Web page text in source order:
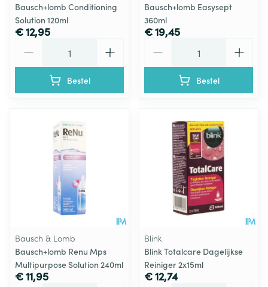
Bausch+lomb Conditioning
Solution 120ml
€ 12,95
Bestel
Bausch+lomb Easysept
360ml
€ 19,45
Bestel
Bausch & Lomb
Bausch+lomb Renu Mps
Multipurpose Solution 240ml
€ 11,95
Blink
Blink Totalcare Dagelijkse
Reiniger 2x15ml
€ 12,74